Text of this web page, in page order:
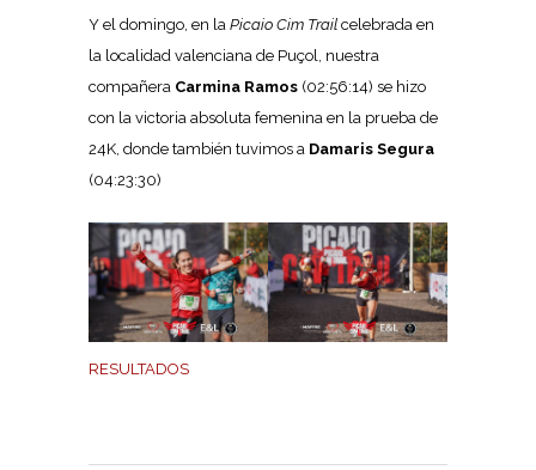
Y el domingo, en la Picaio Cim Trail celebrada en
la localidad valenciana de Puçol, nuestra
compañera Carmina Ramos (02:56:14) se hizo
con la victoria absoluta femenina en la prueba de
24K, donde también tuvimos a Damaris Segura
(04:23:30)
RESULTADOS